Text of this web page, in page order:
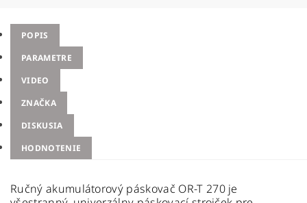
POPIS
PARAMETRE
VIDEO
ZNAČKA
DISKUSIA
HODNOTENIE
Ručný akumulátorový páskovač OR-T 270 je